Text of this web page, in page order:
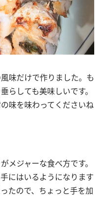
味だけで作りました。も
らしても美味しいです。
味を味わってくださいね
メジャーな食べ方です。
にはいるようになります
たので、ちょっと手を加